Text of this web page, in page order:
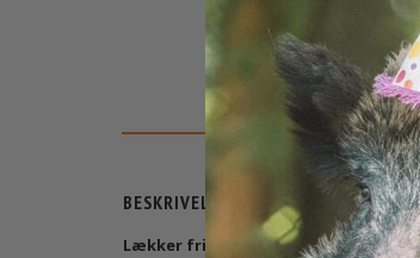
BESKRIVELSE
Lækker fritids-/vandresko i